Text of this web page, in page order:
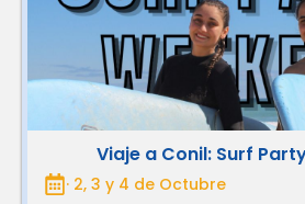
Viaje a Conil: Surf
· 2, 3 y 4 de Octubre